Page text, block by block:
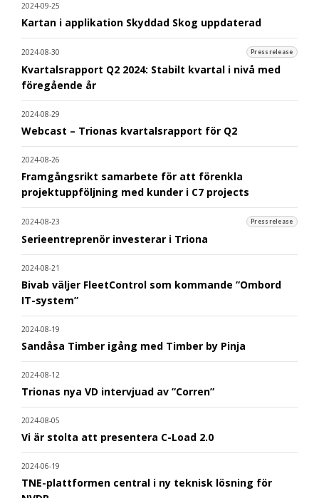
2024-09-25
Kartan i applikation Skyddad Skog uppdaterad
2024-08-30 Pressrelease
Kvartalsrapport Q2 2024: Stabilt kvartal i nivå med
föregående år
2024-08-29
Webcast – Trionas kvartalsrapport för Q2
2024-08-26
Framgångsrikt samarbete för att förenkla
projektuppföljning med kunder i C7 projects
2024-08-23 Pressrelease
Serieentreprenör investerar i Triona
2024-08-21
Bivab väljer FleetControl som kommande ”Ombord
IT-system”
2024-08-19
Sandåsa Timber igång med Timber by Pinja
2024-08-12
Trionas nya VD intervjuad av ”Corren”
2024-08-05
Vi är stolta att presentera C-Load 2.0
2024-06-19
TNE-plattformen central i ny teknisk lösning för